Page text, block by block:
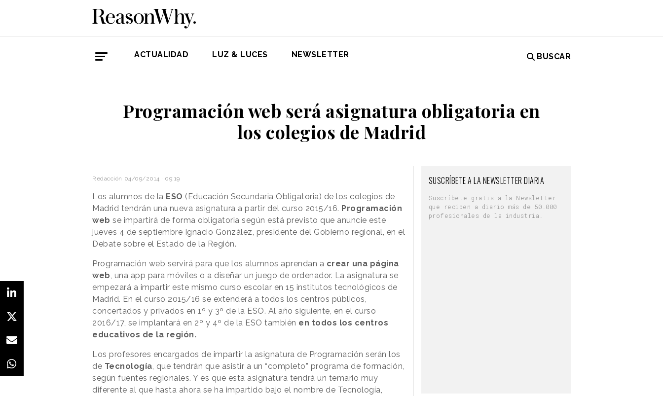
ACTUALIDAD LUZ & LUCES NEWSLETTER BUSCAR
Programación web será asignatura obligatoria en
los colegios de Madrid
Redacción 04/09/2014 · 09:19
Los alumnos de la ESO (Educación Secundaria Obligatoria) de los colegios de
Madrid tendrán una nueva asignatura a partir del curso 2015/16. Programación
web se impartirá de forma obligatoria según está previsto que anuncie este
jueves 4 de septiembre Ignacio González, presidente del Gobierno regional, en el
Debate sobre el Estado de la Región.
Programación web servirá para que los alumnos aprendan a crear una página
web , una app para móviles o a diseñar un juego de ordenador. La asignatura se
empezará a impartir este mismo curso escolar en 15 institutos tecnológicos de
Madrid. En el curso 2015/16 se extenderá a todos los centros públicos,
concertados y privados en 1º y 3º de la ESO. Al año siguiente, en el curso
2016/17, se implantará en 2º y 4º de la ESO también en todos los centros
educativos de la región.
Los profesores encargados de impartir la asignatura de Programación serán los
de Tecnología , que tendrán que asistir a un “completo” programa de formación,
según fuentes regionales. Y es que esta asignatura tendrá un temario muy
diferente al que hasta ahora se ha impartido bajo el nombre de Tecnología,
SUSCRÍBETE A LA NEWSLETTER DIARIA
Suscríbete gratis a la Newsletter
que reciben a diario más de 50.000
profesionales de la industria.